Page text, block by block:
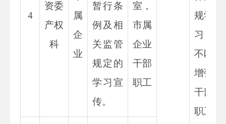
规学
习，
不断
增强
干部
职工
4
资委
产权
科
属
企
业
暂行条
例及相
关监管
规定的
学习宣
传。
室，
市属
企业
干部
职工